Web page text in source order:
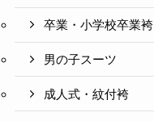
卒業・小学校卒業袴
男の子スーツ
成人式・紋付袴